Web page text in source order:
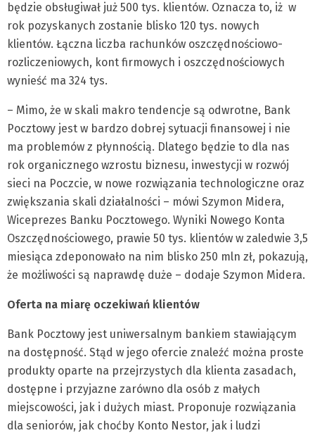
będzie obsługiwał już 500 tys. klientów. Oznacza to, iż w
rok pozyskanych zostanie blisko 120 tys. nowych
klientów. Łączna liczba rachunków oszczędnościowo-
rozliczeniowych, kont firmowych i oszczędnościowych
wynieść ma 324 tys.
– Mimo, że w skali makro tendencje są odwrotne, Bank
Pocztowy jest w bardzo dobrej sytuacji finansowej i nie
ma problemów z płynnością. Dlatego będzie to dla nas
rok organicznego wzrostu biznesu, inwestycji w rozwój
sieci na Poczcie, w nowe rozwiązania technologiczne oraz
zwiększania skali działalności – mówi Szymon Midera,
Wiceprezes Banku Pocztowego. Wyniki Nowego Konta
Oszczędnościowego, prawie 50 tys. klientów w zaledwie 3,5
miesiąca zdeponowało na nim blisko 250 mln zł, pokazują,
że możliwości są naprawdę duże – dodaje Szymon Midera.
Oferta na miarę oczekiwań klientów
Bank Pocztowy jest uniwersalnym bankiem stawiającym
na dostępność. Stąd w jego ofercie znaleźć można proste
produkty oparte na przejrzystych dla klienta zasadach,
dostępne i przyjazne zarówno dla osób z małych
miejscowości, jak i dużych miast. Proponuje rozwiązania
dla seniorów, jak choćby Konto Nestor, jak i ludzi